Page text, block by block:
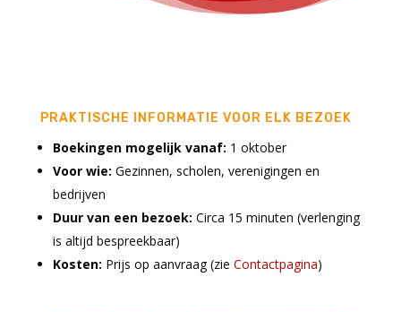
PRAKTISCHE INFORMATIE VOOR ELK BEZOEK
Boekingen mogelijk vanaf: 1 oktober
Voor wie: Gezinnen, scholen, verenigingen en
bedrijven
Duur van een bezoek: Circa 15 minuten (verlenging
is altijd bespreekbaar)
Kosten: Prijs op aanvraag (zie Contactpagina)